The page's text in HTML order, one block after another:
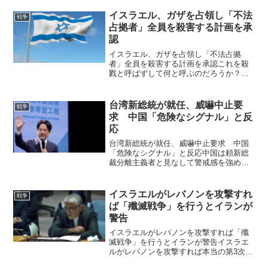
を引き起こし、...
戦争
イスラエル、ガザを占領し「不法
占拠者」全員を殺害する計画を承
認
イスラエル、ガザを占領し「不法占拠
者」全員を殺害する計画を承認これを殺
戮と呼ばずして何と呼ぶのだろうか？イ
い計画を承認した。ベンヤミン・ネタニ
ヤフ首相は、ガザ地区の完全...
戦争
台湾新総統が就任、威嚇中止要
求 中国「危険なシグナル」と反
応
台湾新総統が就任、威嚇中止要求 中国
「危険なシグナル」と反応中国は頼新総
裁分離主義者と見なして警戒感を強めて
統選で勝利した民主進歩党（民進党...
戦争
イスラエルがレバノンを攻撃すれ
ば「殲滅戦争」を行うとイランが
警告
イスラエルがレバノンを攻撃すれば「殲
滅戦争」を行うとイランが警告イスラエ
ルがレバノンを攻撃すれば本当の第3次世